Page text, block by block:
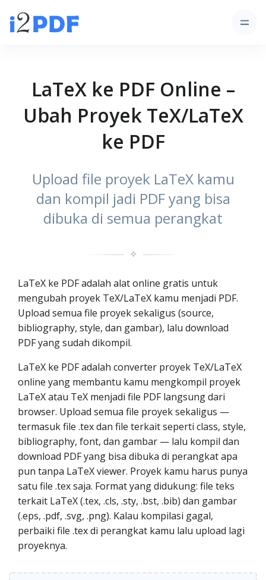
LaTeX ke PDF Online –
Ubah Proyek TeX/LaTeX
ke PDF
Upload file proyek LaTeX kamu
dan kompil jadi PDF yang bisa
dibuka di semua perangkat
✧
LaTeX ke PDF adalah alat online gratis untuk
mengubah proyek TeX/LaTeX kamu menjadi PDF.
Upload semua file proyek sekaligus (source,
bibliography, style, dan gambar), lalu download
PDF yang sudah dikompil.
LaTeX ke PDF adalah converter proyek TeX/LaTeX
online yang membantu kamu mengkompil proyek
LaTeX atau TeX menjadi file PDF langsung dari
browser. Upload semua file proyek sekaligus —
termasuk file .tex dan file terkait seperti class, style,
bibliography, font, dan gambar — lalu kompil dan
download PDF yang bisa dibuka di perangkat apa
pun tanpa LaTeX viewer. Proyek kamu harus punya
satu file .tex saja. Format yang didukung: file teks
terkait LaTeX (.tex, .cls, .sty, .bst, .bib) dan gambar
(.eps, .pdf, .svg, .png). Kalau kompilasi gagal,
perbaiki file .tex di perangkat kamu lalu upload lagi
proyeknya.